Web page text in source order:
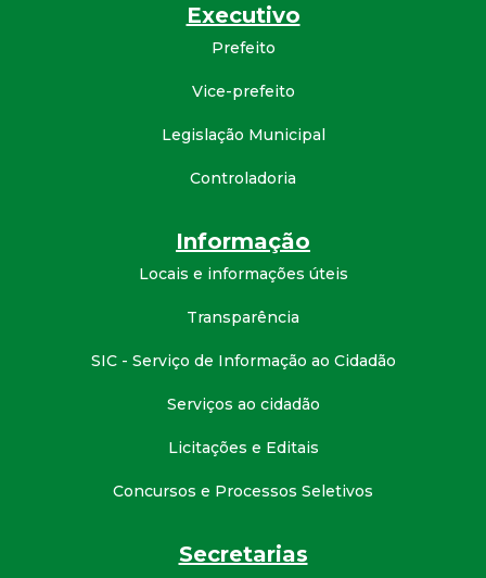
Executivo
Prefeito
Vice-prefeito
Legislação Municipal
Controladoria
Informação
Locais e informações úteis
Transparência
SIC - Serviço de Informação ao Cidadão
Serviços ao cidadão
Licitações e Editais
Concursos e Processos Seletivos
Secretarias